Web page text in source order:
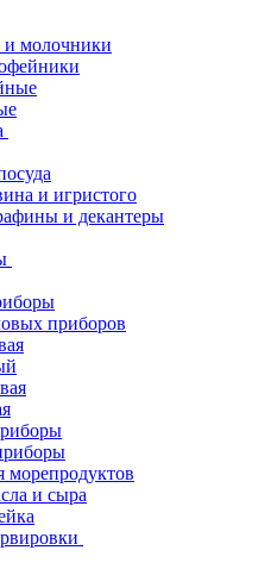
молочники
и игристого
и декантеры
приборов
и сыра